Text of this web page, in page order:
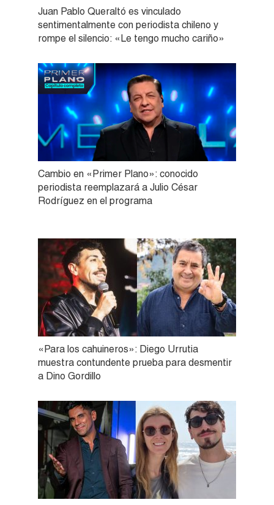
Juan Pablo Queraltó es vinculado
sentimentalmente con periodista chileno y
rompe el silencio: «Le tengo mucho cariño»
Cambio en «Primer Plano»: conocido
periodista reemplazará a Julio César
Rodríguez en el programa
«Para los cahuineros»: Diego Urrutia
muestra contundente prueba para desmentir
a Dino Gordillo